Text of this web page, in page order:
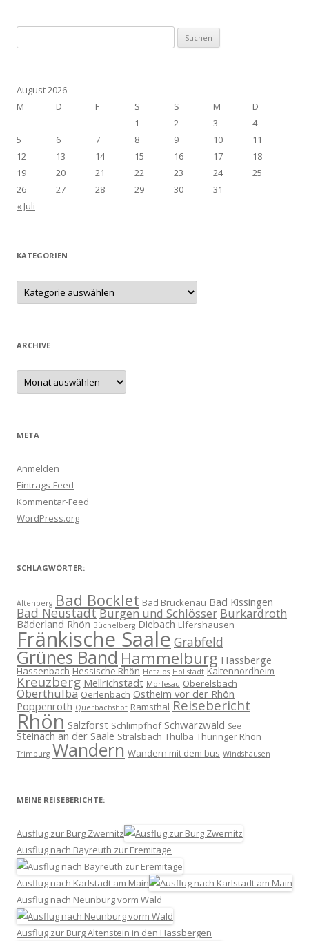
nach:
August 2026
M
D F S S M
D
1
2 3
4
5
6 7 8 9 10
11
12
13 14 15 16 17
18
19
20 21 22 23 24
25
26
27 28 29 30
31
« Juli
KATEGORIEN
Kategorien
ARCHIVE
Archive
META
Anmelden
Eintrags-Feed
Kommentar-Feed
WordPress.org
SCHLAGWÖRTER:
Altenberg Bad Bocklet Bad Brückenau Bad Kissingen
Bad NeustadtBurgen und Schlösser Burkardroth
Bäderland Rhön Büchelberg Diebach Elfershausen
Fränkische Saale Grabfeld
Grünes BandHammelburg Hassberge
Hassenbach Hessische Rhön Hetzlos Hollstadt Kaltennordheim
Kreuzberg Mellrichstadt Morlesau Oberelsbach
Oberthulba Oerlenbach Ostheim vor der Rhön
Poppenroth Querbachshof Ramsthal Reisebericht
Rhön Salzforst Schlimpfhof Schwarzwald See
Steinach an der Saale Stralsbach Thulba Thüringer Rhön
Trimburg Wandern Wandern mit dem bus Windshausen
MEINE REISEBERICHTE:
Ausflug zur Burg Zwernitz
Ausflug nach Bayreuth zur Eremitage
Ausflug nach Karlstadt am Main
Ausflug nach Neunburg vorm Wald
Ausflug zur Burg Altenstein in den Hassbergen